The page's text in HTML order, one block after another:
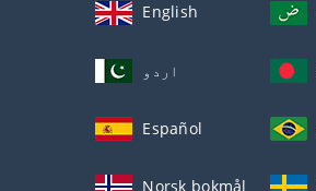
English
اردو
Español
Norsk bokmål